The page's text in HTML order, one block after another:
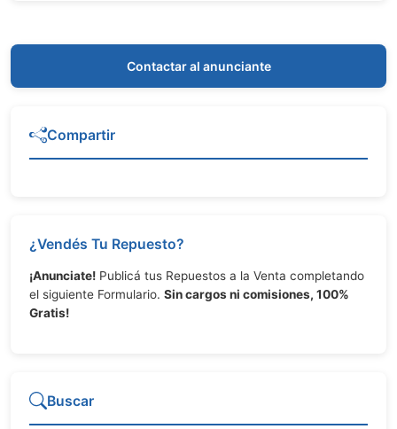
Contactar al anunciante
Compartir
¿Vendés Tu Repuesto?
¡Anunciate! Publicá tus Repuestos a la Venta completando
el siguiente Formulario. Sin cargos ni comisiones, 100%
Gratis!
Buscar